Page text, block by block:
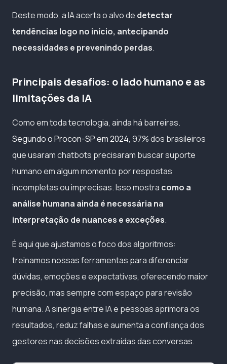
Deste modo, a IA acerta o alvo de detectar
tendências logo no início, antecipando
necessidades e prevenindo perdas.
Principais desafios: o lado humano e as
limitações da IA
Como em toda tecnologia, ainda há barreiras.
Segundo o Procon-SP em 2024, 97% dos brasileiros
que usaram chatbots precisaram buscar suporte
humano em algum momento por respostas
incompletas ou imprecisas. Isso mostra como a
análise humana ainda é necessária na
interpretação de nuances e exceções.
É aqui que ajustamos o foco dos algoritmos:
treinamos nossas ferramentas para diferenciar
dúvidas, emoções e expectativas, oferecendo maior
precisão, mas sempre com espaço para revisão
humana. A sinergia entre IA e pessoas aprimora os
resultados, reduz falhas e aumenta a confiança dos
gestores nas decisões extraídas das conversas.